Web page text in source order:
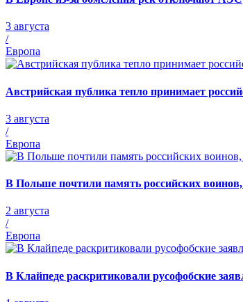
3 августа
/
Европа
Австрийская публика тепло принимает
3 августа
/
Европа
В Польше почтили память российских
2 августа
/
Европа
В Клайпеде раскритиковали русофобские